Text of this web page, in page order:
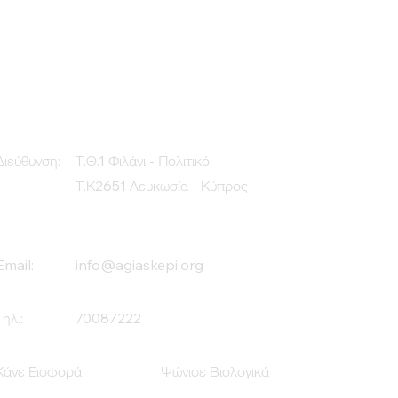
Τ.Θ.1 Φιλάνι - Πολιτικό
Τ.Κ2651 Λευκωσία - Κύπρος
info@agiaskepi.org
70087222
Εισφορά Ψώνισε Βιολογικά